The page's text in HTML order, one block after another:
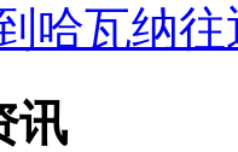
哈瓦纳往
讯